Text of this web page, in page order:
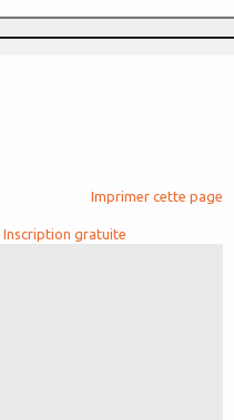
Imprimer cette page
Inscription gratuite